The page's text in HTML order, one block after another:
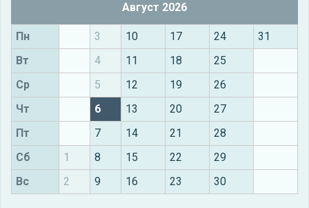
Август 2026
Пн 3 10 17 24
31
Вт
4 11 18
25
Ср
5 12 19
26
Чт
6 13 20
27
Пт
7 14 21
28
Сб
1 8 15 22
29
Вс
2 9 16 23 30